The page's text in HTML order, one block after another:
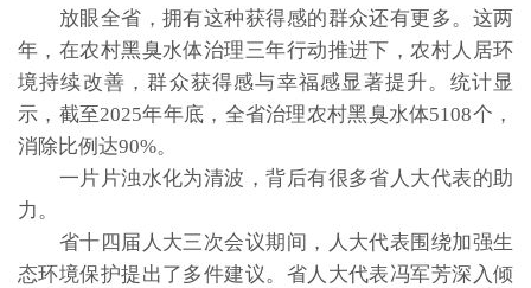
放眼全省，拥有这种获得感的群众还有更多。这两
年，在农村黑臭水体治理三年行动推进下，农村人居环
境持续改善，群众获得感与幸福感显著提升。统计显
示，截至2025年年底，全省治理农村黑臭水体5108个，
消除比例达90%。
一片片浊水化为清波，背后有很多省人大代表的助
力。
省十四届人大三次会议期间，人大代表围绕加强生
态环境保护提出了多件建议。省人大代表冯军芳深入倾